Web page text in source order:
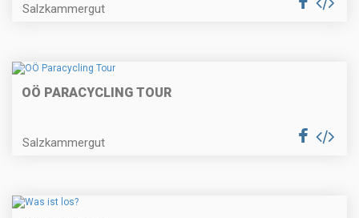
Salzkammergut
OÖ PARACYCLING TOUR
Salzkammergut